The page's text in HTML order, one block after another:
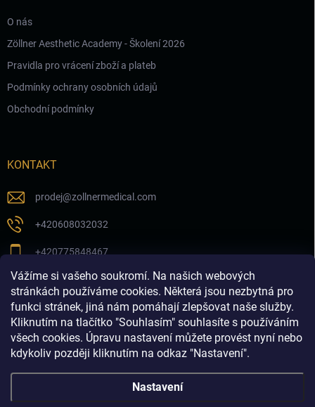
Vážíme si vašeho soukromí. Na našich webových
stránkách používáme cookies. Některá jsou nezbytná pro
funkci stránek, jiná nám pomáhají zlepšovat naše služby.
Kliknutím na tlačítko "Souhlasím" souhlasíte s používáním
všech cookies. Úpravu nastavení můžete provést nyní nebo
kdykoliv později kliknutím na odkaz "Nastavení".
Nastavení
O nás
Zöllner Aesthetic Academy - Školení 2026
Pravidla pro vrácení zboží a plateb
Podmínky ochrany osobních údajů
Obchodní podmínky
KONTAKT
prodej@zollnermedical.com
+420608032032
+420775848467
Sledujte nás na našem FB profilu
zollnermedical_eu